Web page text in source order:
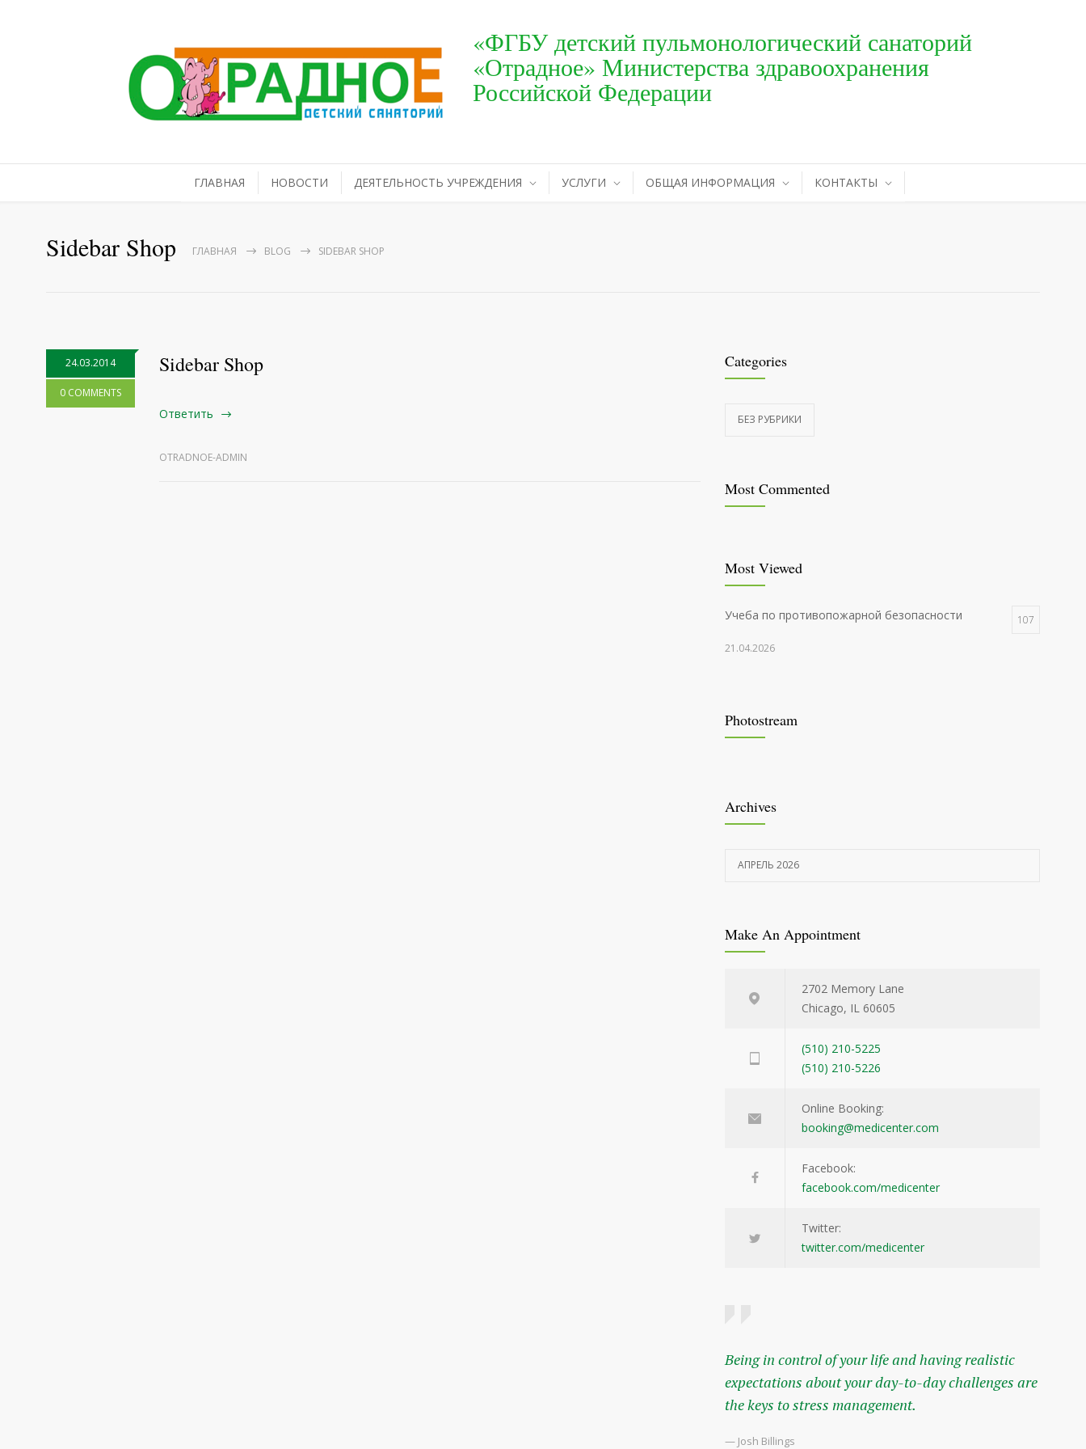
«ФГБУ детский пульмонологический санаторий
«Отрадное» Министерства здравоохранения
Российской Федерации
ГЛАВНАЯ НОВОСТИ ДЕЯТЕЛЬНОСТЬ УЧРЕЖДЕНИЯ УСЛУГИ ОБЩАЯ ИНФОРМАЦИЯ КОНТАКТЫ
Sidebar Shop ГЛАВНАЯ BLOG SIDEBAR SHOP
24.03.2014
0 COMMENTS
Sidebar Shop
Ответить
OTRADNOE-ADMIN
Categories
БЕЗ РУБРИКИ
Most Commented
Most Viewed
Учеба по противопожарной безопасности 107
21.04.2026
Photostream
Archives
АПРЕЛЬ 2026
Make An Appointment
2702 Memory Lane
Chicago, IL 60605
(510) 210-5225
(510) 210-5226
Online Booking:
booking@medicenter.com
Facebook:
facebook.com/medicenter
Twitter:
twitter.com/medicenter
Being in control of your life and having realistic
expectations about your day-to-day challenges are
the keys to stress management.
— Josh Billings